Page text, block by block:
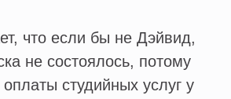
что если бы не Дэйвид,
не состоялось, потому
студийных услуг у